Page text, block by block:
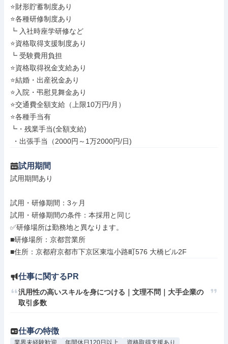
⭐財形貯蓄制度あり
⭐各種研修制度あり
┗ 入社時座学研修など
⭐資格取得支援制度あり
┗ 受験費用負担
⭐資格取得祝金支給あり
⭐結婚・出産祝金あり
⭐入院・弔慰見舞金あり
⭐交通費全額支給（上限10万円/月）
⭐各種手当有
┗・残業手当(全額支給)
・出張手当（2000円～1万2000円/日)
試用期間
試用期間あり
試用・研修期間：3ヶ月
試用・研修期間の条件：本採用と同じ
✅研修場所は勤務地と異なります。
■研修場所：京都営業所
仕事に関するPR
汎用性の高いスキルを身につける｜文理不問｜大手企業の
取引多数
仕事の特徴
業界未経験歓迎 年間休日120日以上 資格取得支援あり